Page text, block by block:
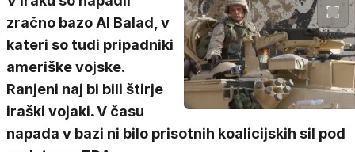
zračno bazo Al Balad, v
kateri so tudi pripadniki
ameriške vojske.
Ranjeni naj bi bili štirje
iraški vojaki. V času
napada v bazi ni bilo prisotnih koalicijskih sil pod